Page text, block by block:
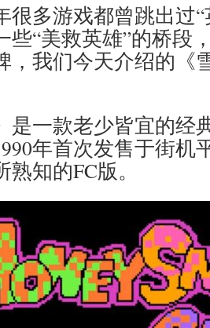
很多游戏都曾跳出过
些“美救英雄”的桥段
，我们今天介绍的《
是一款老少皆宜的经
年首次发售于街机
知的FC版。